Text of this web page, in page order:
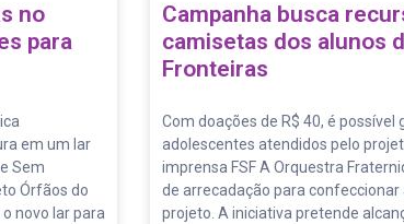
no
para
em um lar
Sem
Órfãos do
novo lar para
Campanha busca
camisetas dos alunos
Fronteiras
Com doações de R$ 40, é
adolescentes atendidos pelo
imprensa FSF A Orquestra
de arrecadação para
projeto. A iniciativa pretende